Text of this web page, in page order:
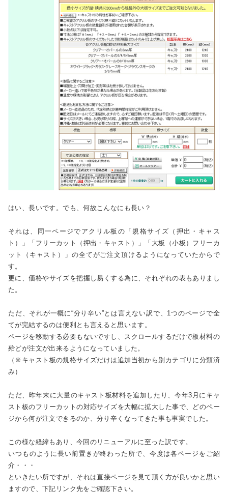
はい、長いです。でも、何故こんなにも長い？
それは、同一ページでアクリル板の「規格サイズ（押出・キャス
ト）」「フリーカット（押出・キャスト）」「大板（小板）フリーカ
ット（キャスト）」の全てがご注文頂けるようになっていたからで
す。
更に、価格やサイズを把握し易くする為に、それぞれの表もありまし
た。
ただ、それが一概に“分り辛い”とは言えない訳で、1つのページで全
てが完結するのは便利とも言えると思います。
ページを移動する必要もないですし、スクロールするだけで板材料の
殆どが注文が出来るようになっていました。
（※キャスト板の規格サイズだけは追加当初から別カテゴリに分類済
み）
ただ、昨年末に大量のキャスト板材料を追加したり、今年3月にキャ
スト板のフリーカットの対応サイズを大幅に拡大した事で、どのペー
ジから何が注文できるのか、分り辛くなってきた事も事実でした。
この様な経緯もあり、今回のリニューアルに至った訳です。
いつものように長い前置きが終わった所で、今度は各ページをご紹
介・・・
といきたい所ですが、それは直接ページを見て頂く方が良いかと思い
ますので、下記リンク先をご確認下さい。